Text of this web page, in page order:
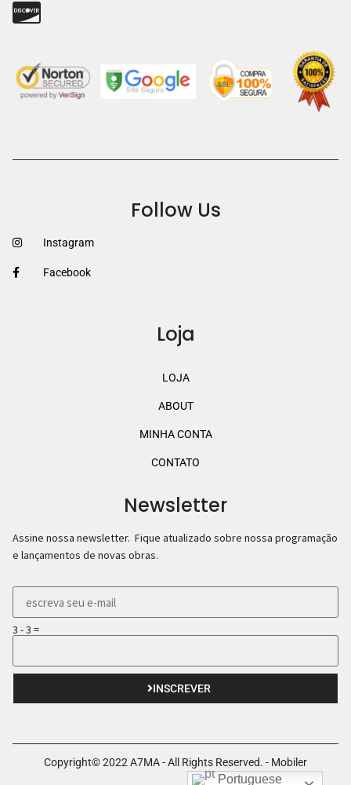
Follow Us
Instagram
Facebook
Loja
LOJA
ABOUT
MINHA CONTA
CONTATO
Newsletter
Assine nossa newsletter. Fique atualizado sobre nossa programação
e lançamentos de novas obras.
3 - 3 =
INSCREVER
Copyright© 2022 A7MA - All Rights Reserved. - Mobiler
Portuguese